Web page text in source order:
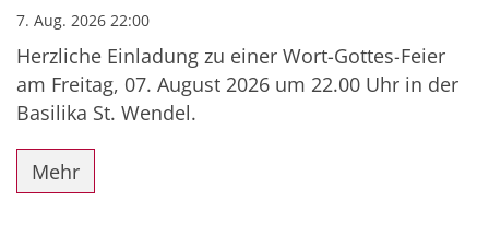
7. Aug. 2026 22:00
Herzliche Einladung zu einer Wort-Gottes-Feier
am Freitag, 07. August 2026 um 22.00 Uhr in der
Basilika St. Wendel.
Mehr